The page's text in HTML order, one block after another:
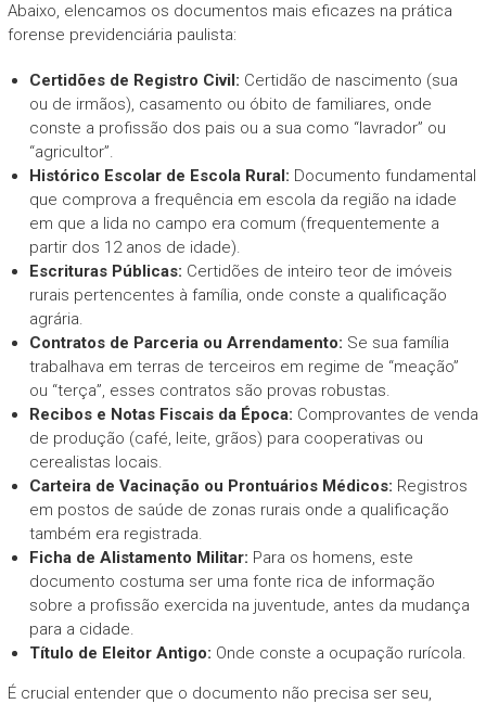
Abaixo, elencamos os documentos mais eficazes na prática
forense previdenciária paulista:
Certidões de Registro Civil: Certidão de nascimento (sua
ou de irmãos), casamento ou óbito de familiares, onde
conste a profissão dos pais ou a sua como “lavrador” ou
“agricultor”.
Histórico Escolar de Escola Rural: Documento fundamental
que comprova a frequência em escola da região na idade
em que a lida no campo era comum (frequentemente a
partir dos 12 anos de idade).
Escrituras Públicas: Certidões de inteiro teor de imóveis
rurais pertencentes à família, onde conste a qualificação
agrária.
Contratos de Parceria ou Arrendamento: Se sua família
trabalhava em terras de terceiros em regime de “meação”
ou “terça”, esses contratos são provas robustas.
Recibos e Notas Fiscais da Época: Comprovantes de venda
de produção (café, leite, grãos) para cooperativas ou
cerealistas locais.
Carteira de Vacinação ou Prontuários Médicos: Registros
em postos de saúde de zonas rurais onde a qualificação
também era registrada.
Ficha de Alistamento Militar: Para os homens, este
documento costuma ser uma fonte rica de informação
sobre a profissão exercida na juventude, antes da mudança
para a cidade.
Título de Eleitor Antigo: Onde conste a ocupação rurícola.
É crucial entender que o documento não precisa ser seu,